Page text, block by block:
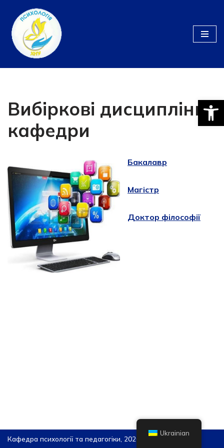
Перейти
до
вмісту
Вибіркові дисципліни
кафедри
Бакалавр
Магістр
Доктор філософії
Кафедра психології та педагогіки, 2026
Ukrainian